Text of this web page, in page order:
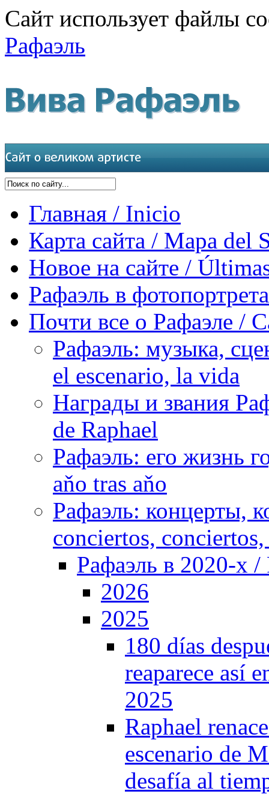
Сайт использует файлы
Рафаэль
Главная / Inicio
Карта сайта / Mapa del
Новое на сайте /
Рафаэль в
Почти все о Рафаэле /
Рафаэль: музыка,
el escenario, la vida
Награды и звания
de Raphael
Рафаэль: его жизнь
aňo tras aňo
Рафаэль: концерты,
conciertos,
Рафаэль в 2020-х /
2026
2025
180 días
reaparece así
2025
Raphael
escenario de
desafía al